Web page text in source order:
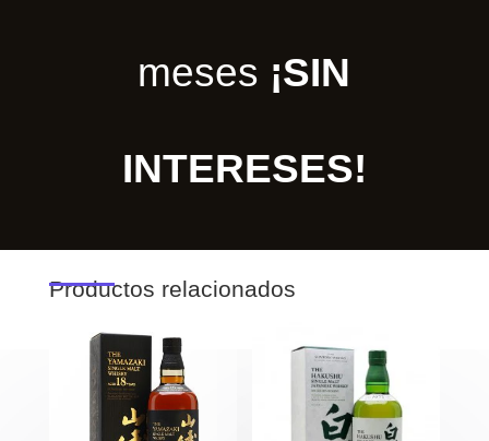
meses ¡SIN
INTERESES!
Productos relacionados